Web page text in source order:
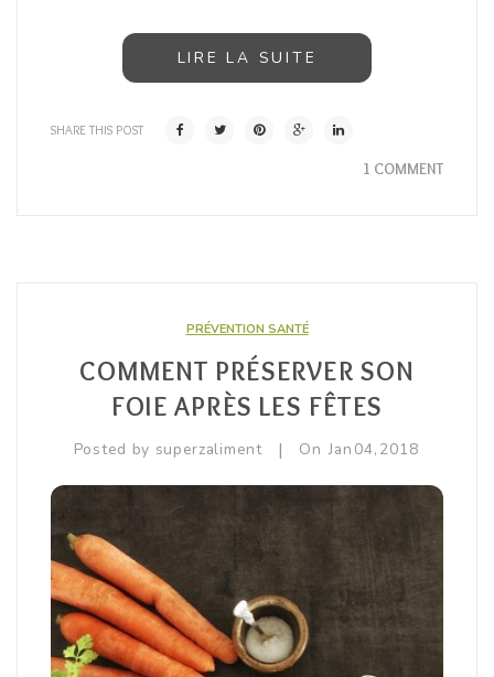
LIRE LA SUITE
SHARE THIS POST
1 COMMENT
PRÉVENTION SANTÉ
COMMENT PRÉSERVER SON
FOIE APRÈS LES FÊTES
Posted by superzaliment | On Jan 04, 2018